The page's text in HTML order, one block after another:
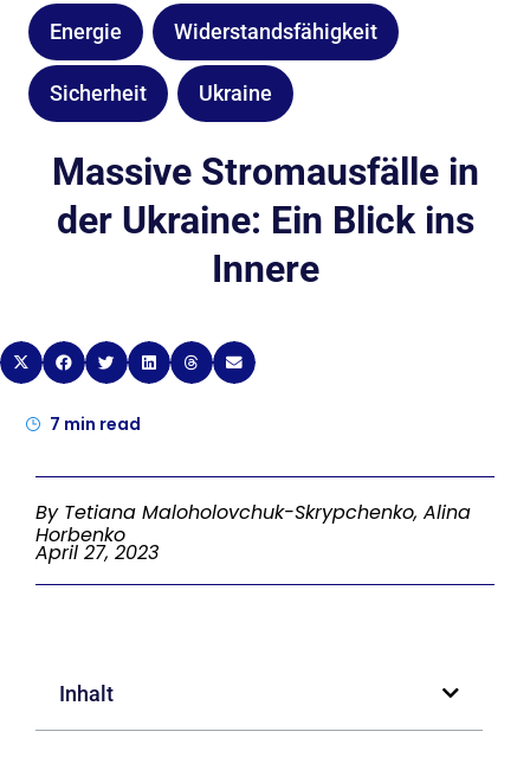
Energie Widerstandsfähigkeit
Sicherheit Ukraine
Massive Stromausfälle in
der Ukraine: Ein Blick ins
Innere
7 min read
By Tetiana Maloholovchuk-Skrypchenko, Alina
Horbenko
April 27, 2023
Inhalt